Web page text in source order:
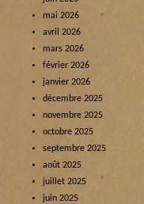
mai 2026
avril 2026
mars 2026
février 2026
janvier 2026
décembre 2025
novembre 2025
octobre 2025
septembre 2025
août 2025
juillet 2025
juin 2025